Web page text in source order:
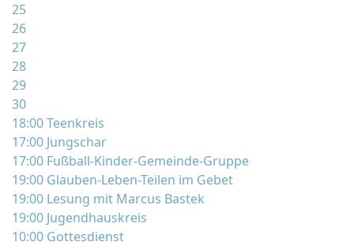
25
26
27
28
29
30
18:00 Teenkreis
17:00 Jungschar
17:00 Fußball-Kinder-Gemeinde-Gruppe
19:00 Glauben-Leben-Teilen im Gebet
19:00 Lesung mit Marcus Bastek
19:00 Jugendhauskreis
10:00 Gottesdienst